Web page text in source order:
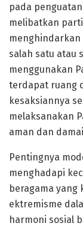
pada
melibatkan
salah satu atau
menggunakan
terdapat ruang
kesaksiannya
melaksanakan
aman dan
Pentingnya
menghadapi
beragama yang
ektremisme
harmoni sosial